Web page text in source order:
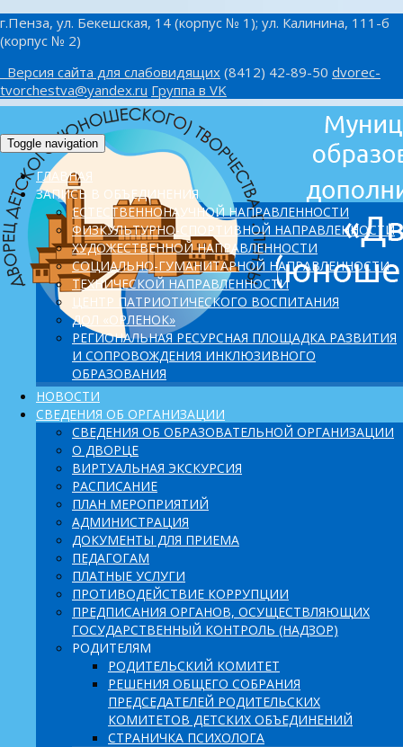
г.Пенза, ул. Бекешская, 14 (корпус № 1); ул. Калинина, 111-б
(корпус № 2)
Версия сайта для слабовидящих (8412) 42-89-50 dvorec-
tvorchestva@yandex.ru Группа в VK
Toggle navigation
ГЛАВНАЯ
ЗАПИСЬ В ОБЪЕДИНЕНИЯ
ЕСТЕСТВЕННОНАУЧНОЙ НАПРАВЛЕННОСТИ
ФИЗКУЛЬТУРНО-СПОРТИВНОЙ НАПРАВЛЕННОСТИ
ХУДОЖЕСТВЕННОЙ НАПРАВЛЕННОСТИ
СОЦИАЛЬНО-ГУМАНИТАРНОЙ НАПРАВЛЕННОСТИ
ТЕХНИЧЕСКОЙ НАПРАВЛЕННОСТИ
ЦЕНТР ПАТРИОТИЧЕСКОГО ВОСПИТАНИЯ
ДОЛ «ОРЛЕНОК»
PЕГИОНАЛЬНАЯ РЕСУРСНАЯ ПЛОЩАДКА РАЗВИТИЯ
И СОПРОВОЖДЕНИЯ ИНКЛЮЗИВНОГО
ОБРАЗОВАНИЯ
НОВОСТИ
СВЕДЕНИЯ ОБ ОРГАНИЗАЦИИ
СВЕДЕНИЯ ОБ ОБРАЗОВАТЕЛЬНОЙ ОРГАНИЗАЦИИ
О ДВОРЦЕ
ВИРТУАЛЬНАЯ ЭКСКУРСИЯ
РАСПИСАНИЕ
ПЛАН МЕРОПРИЯТИЙ
АДМИНИСТРАЦИЯ
ДОКУМЕНТЫ ДЛЯ ПРИЕМА
ПЕДАГОГАМ
ПЛАТНЫЕ УСЛУГИ
ПРОТИВОДЕЙСТВИЕ КОРРУПЦИИ
ПРЕДПИСАНИЯ ОРГАНОВ, ОСУЩЕСТВЛЯЮЩИХ
ГОСУДАРСТВЕННЫЙ КОНТРОЛЬ (НАДЗОР)
РОДИТЕЛЯМ
РОДИТЕЛЬСКИЙ КОМИТЕТ
РЕШЕНИЯ ОБЩЕГО СОБРАНИЯ
ПРЕДСЕДАТЕЛЕЙ РОДИТЕЛЬСКИХ
КОМИТЕТОВ ДЕТСКИХ ОБЪЕДИНЕНИЙ
СТРАНИЧКА ПСИХОЛОГА